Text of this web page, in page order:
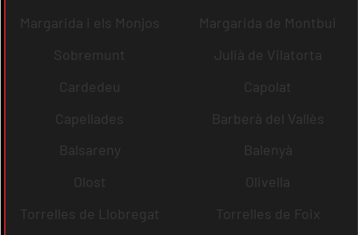
Margarida i els Monjos
Margarida de Montbui
Sobremunt
Julià de Vilatorta
Cardedeu
Capolat
Capellades
Barberà del Vallès
Balsareny
Balenyà
Olost
Olivella
Torrelles de Llobregat
Torrelles de Foix